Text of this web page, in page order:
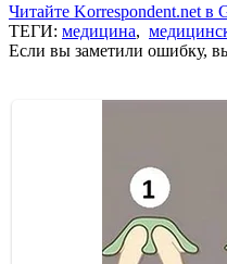
Читайте Korrespondent.net в
ТЕГИ: медицина,
Если вы заметили ошибку,